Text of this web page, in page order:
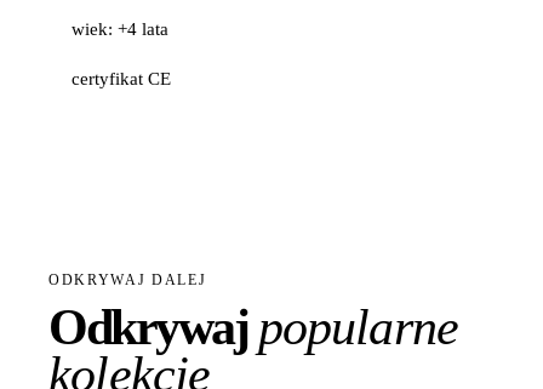
wiek: +4 lata
certyfikat CE
ODKRYWAJ DALEJ
Odkrywajpopularne
kolekcje